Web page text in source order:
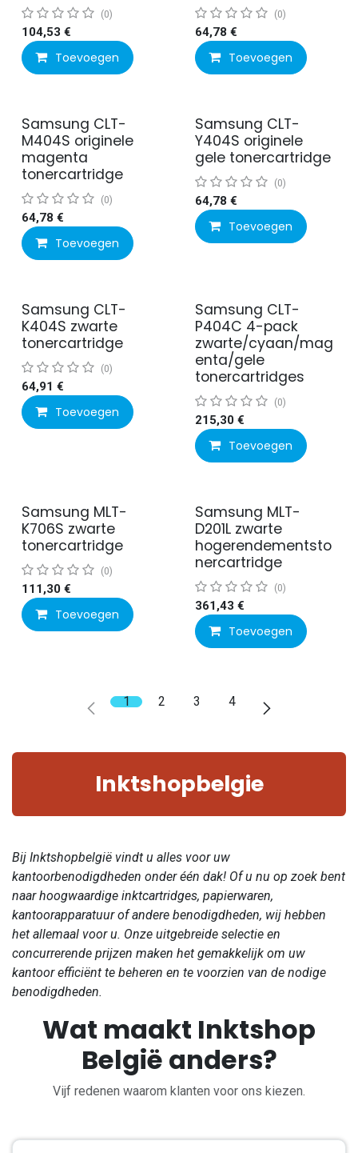
(0)
104,53 €
Toevoegen
(0)
64,78 €
Toevoegen
Samsung CLT-
M404S originele
magenta
tonercartridge
(0)
64,78 €
Toevoegen
Actie
Samsung CLT-
Y404S originele
gele tonercartridge
(0)
64,78 €
Toevoegen
Samsung CLT-
K404S zwarte
tonercartridge
(0)
64,91 €
Toevoegen
Samsung CLT-
P404C 4-pack
zwarte/cyaan/mag
enta/gele
tonercartridges
(0)
215,30€
Toevoegen
Samsung MLT-
K706S zwarte
tonercartridge
(0)
111,30 €
Toevoegen
Samsung MLT-
D201L zwarte
hogerendementsto
nercartridge
(0)
361,43 €
Toevoegen
1 2 3 4
Inktshopbelgie
Bij Inktshopbelgië vindt u alles voor uw
kantoorbenodigdheden onder één dak! Of u nu op zoek bent
naar hoogwaardige inktcartridges, papierwaren,
kantoorapparatuur of andere benodigdheden, wij hebben
het allemaal voor u. Onze uitgebreide selectie en
concurrerende prijzen maken het gemakkelijk om uw
kantoor efficiënt te beheren en te voorzien van de nodige
benodigdheden.
Wat maakt Inktshop
België anders?
Vijf redenen waarom klanten voor ons kiezen.